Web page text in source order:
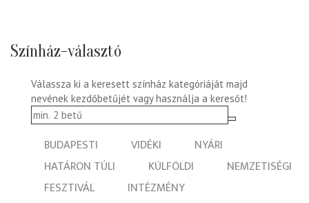
Színház-választó
Válassza ki a keresett színház kategóriáját majd
nevének kezdőbetűjét vagy használja a keresőt!
BUDAPESTI VIDÉKI
NYÁRI
HATÁRON TÚLI
KÜLFÖLDI
NEMZETISÉGI
FESZTIVÁL
INTÉZMÉNY